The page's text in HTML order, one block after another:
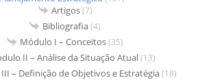
Artigos(7)
Bibliografia(4)
Módulo I – Conceitos(35)
II – Análise da Situação Atual(13)
– Definição de Objetivos e Estratégia(18)